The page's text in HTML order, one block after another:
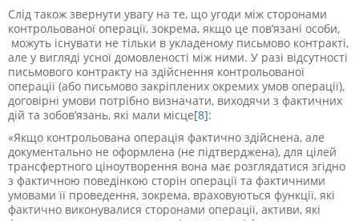
Слід також звернути увагу на те, що угоди між сторонами
контрольованої операції, зокрема, якщо це пов’язані особи,
можуть існувати не тільки в укладеному письмово контракті,
але у вигляді усної домовленості між ними. У разі відсутності
письмового контракту на здійснення контрольованої
операції (або письмово закріплених окремих умов операції),
договірні умови потрібно визначати, виходячи з фактичних
дій та зобов’язань, які мали місце[8]:
«Якщо контрольована операція фактично здійснена, але
документально не оформлена (не підтверджена), для цілей
трансфертного ціноутворення вона має розглядатися згідно
з фактичною поведінкою сторін операції та фактичними
умовами її проведення, зокрема, враховуються функції, які
фактично виконувалися сторонами операції, активи, які